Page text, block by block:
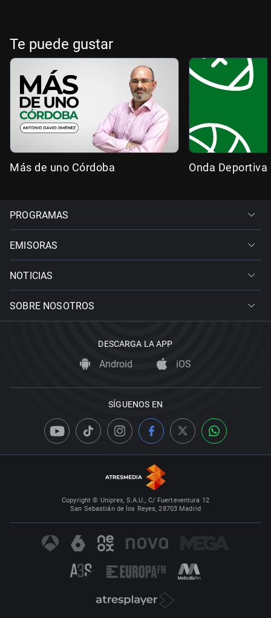
Te puede gustar
Más de uno Córdoba Onda Deportiva
PROGRAMAS
EMISORAS
NOTICIAS
SOBRE NOSOTROS
DESCARGA LA APP
Android iOS
SÍGUENOS EN
Copyright © Uniprex, S.A.U., C/ Fuerteventura 12
San Sebastián de los Reyes, 28703 Madrid